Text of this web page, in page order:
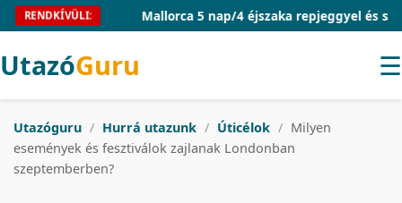
RENDKÍVÜLI: Mallorca 5 nap/4 éjszaka repjeggyel és
UtazóGuru ☰
Utazóguru / Hurrá utazunk / Úticélok / Milyen
események és fesztiválok zajlanak Londonban
szeptemberben?